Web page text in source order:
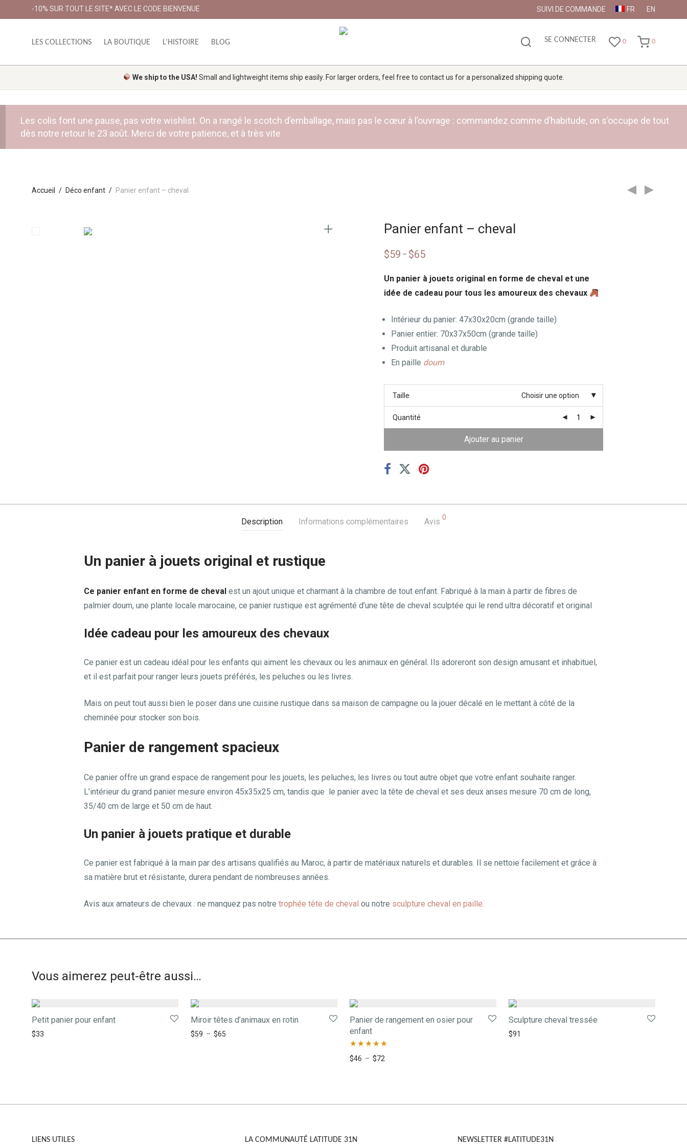
-10% SUR TOUT LE SITE* AVEC LE CODE BIENVENUE SUIVI DE COMMANDE FR EN
LES COLLECTIONS LA BOUTIQUE L’HISTOIRE BLOG SE CONNECTER 0 0
We ship to the USA! Small and lightweight items ship easily. For larger orders, feel free to contact us for a personalized shipping quote.
Les colis font une pause, pas votre wishlist. On a rangé le scotch d’emballage, mais pas le cœur à l’ouvrage : commandez comme d’habitude, on s’occupe de tout
dès notre retour le 23 août. Merci de votre patience, et à très vite
Accueil / Déco enfant / Panier enfant – cheval
Panier enfant – cheval
$59 – $65
Un panier à jouets original en forme de cheval et une
idée de cadeau pour tous les amoureux des chevaux
Intérieur du panier: 47x30x20cm (grande taille)
Panier entier: 70x37x50cm (grande taille)
Produit artisanal et durable
En paille doum
Taille Choisir une option
Quantité
Ajouter au panier
Description Informations complémentaires Avis 0
Un panier à jouets original et rustique
Ce panier enfant en forme de cheval est un ajout unique et charmant à la chambre de tout enfant. Fabriqué à la main à partir de fibres de
palmier doum, une plante locale marocaine, ce panier rustique est agrémenté d’une tête de cheval sculptée qui le rend ultra décoratif et original
Idée cadeau pour les amoureux des chevaux
Ce panier est un cadeau idéal pour les enfants qui aiment les chevaux ou les animaux en général. Ils adoreront son design amusant et inhabituel,
et il est parfait pour ranger leurs jouets préférés, les peluches ou les livres.
Mais on peut tout aussi bien le poser dans une cuisine rustique dans sa maison de campagne ou la jouer décalé en le mettant à côté de la
cheminée pour stocker son bois.
Panier de rangement spacieux
Ce panier offre un grand espace de rangement pour les jouets, les peluches, les livres ou tout autre objet que votre enfant souhaite ranger.
L’intérieur du grand panier mesure environ 45x35x25 cm, tandis que le panier avec la tête de cheval et ses deux anses mesure 70 cm de long,
35/40 cm de large et 50 cm de haut.
Un panier à jouets pratique et durable
Ce panier est fabriqué à la main par des artisans qualifiés au Maroc, à partir de matériaux naturels et durables. Il se nettoie facilement et grâce à
sa matière brut et résistante, durera pendant de nombreuses années.
Avis aux amateurs de chevaux : ne manquez pas notre trophée tête de cheval ou notre sculpture cheval en paille.
Vous aimerez peut-être aussi…
Petit panier pour enfant
$33
Miroir têtes d’animaux en rotin
$59 – $65
Panier de rangement en osier pour
enfant
Note 5.00
$46 – $72
Sculpture cheval tressée
$91
LIENS UTILES LA COMMUNAUTÉ LATITUDE 31N NEWSLETTER #LATITUDE31N